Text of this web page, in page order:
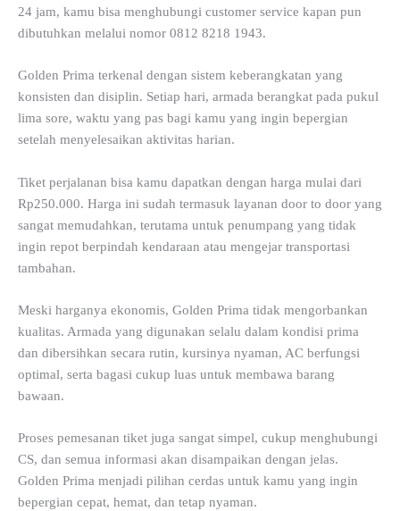
24 jam, kamu bisa menghubungi customer service kapan pun
dibutuhkan melalui nomor 0812 8218 1943.
Golden Prima terkenal dengan sistem keberangkatan yang
konsisten dan disiplin. Setiap hari, armada berangkat pada pukul
lima sore, waktu yang pas bagi kamu yang ingin bepergian
setelah menyelesaikan aktivitas harian.
Tiket perjalanan bisa kamu dapatkan dengan harga mulai dari
Rp250.000. Harga ini sudah termasuk layanan door to door yang
sangat memudahkan, terutama untuk penumpang yang tidak
ingin repot berpindah kendaraan atau mengejar transportasi
tambahan.
Meski harganya ekonomis, Golden Prima tidak mengorbankan
kualitas. Armada yang digunakan selalu dalam kondisi prima
dan dibersihkan secara rutin, kursinya nyaman, AC berfungsi
optimal, serta bagasi cukup luas untuk membawa barang
bawaan.
Proses pemesanan tiket juga sangat simpel, cukup menghubungi
CS, dan semua informasi akan disampaikan dengan jelas.
Golden Prima menjadi pilihan cerdas untuk kamu yang ingin
bepergian cepat, hemat, dan tetap nyaman.